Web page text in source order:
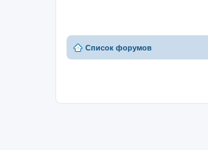
Список форумов